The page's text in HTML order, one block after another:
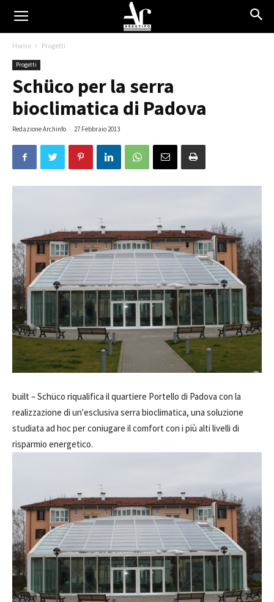
Home Progetti
Progetti
Schüco per la serra
bioclimatica di Padova
Redazione Archinfo - 27 Febbraio 2013
built –Schüco riqualifica il quartiere Portello di Padova con la
realizzazione di un'esclusiva serra bioclimatica, una soluzione
studiata ad hoc per coniugare il comfort con i più alti livelli di
risparmio energetico.